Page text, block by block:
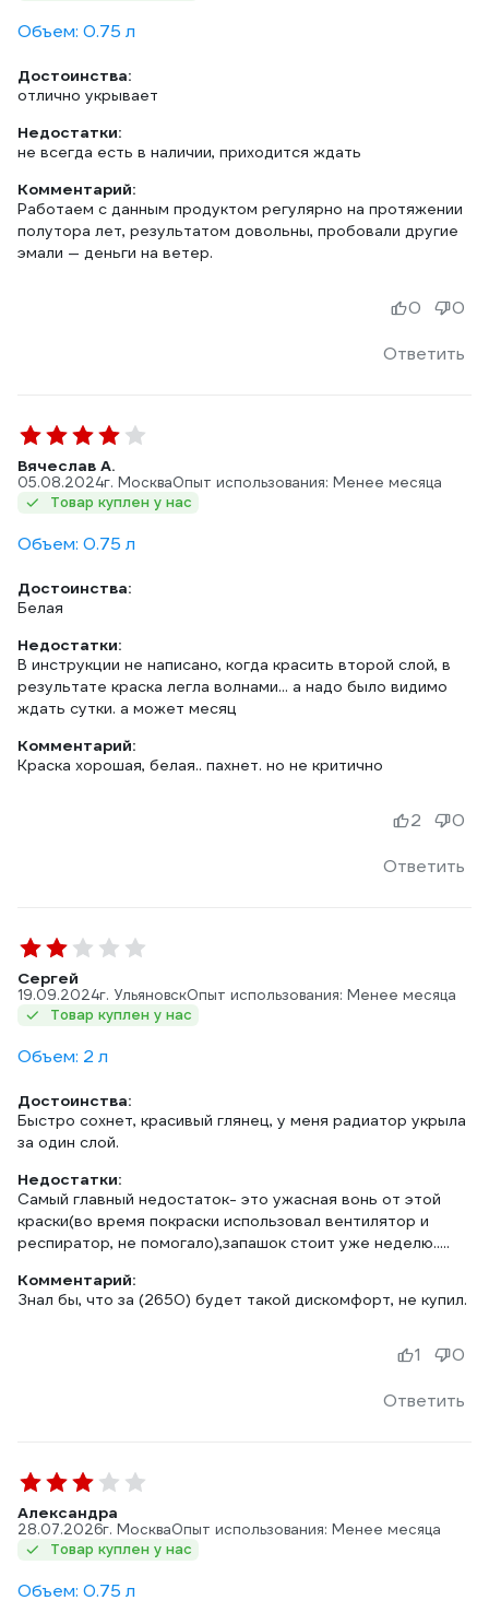
Объем: 0.75 л
Достоинства:
отлично укрывает
Недостатки:
не всегда есть в наличии, приходится ждать
Комментарий:
Работаем с данным продуктом регулярно на протяжении
полутора лет, результатом довольны, пробовали другие
эмали — деньги на ветер.
Ответить
0 0
Вячеслав А.
05.08.2024г. МоскваОпыт использования: Менее месяца
Товар куплен у нас
Объем: 0.75 л
Достоинства:
Белая
Недостатки:
В инструкции не написано, когда красить второй слой, в
результате краска легла волнами... а надо было видимо
ждать сутки. а может месяц
Комментарий:
Краска хорошая, белая.. пахнет. но не критично
Ответить
2 0
Сергей
19.09.2024г. УльяновскОпыт использования: Менее месяца
Товар куплен у нас
Объем: 2 л
Достоинства:
Быстро сохнет, красивый глянец, у меня радиатор укрыла
за один слой.
Недостатки:
Самый главный недостаток- это ужасная вонь от этой
краски(во время покраски использовал вентилятор и
респиратор, не помогало),запашок стоит уже неделю.....
Комментарий:
Знал бы, что за (2650) будет такой дискомфорт, не купил.
Ответить
1 0
Александра
28.07.2026г. МоскваОпыт использования: Менее месяца
Товар куплен у нас
Объем: 0.75 л